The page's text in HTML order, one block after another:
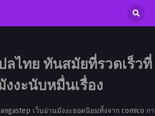
ลไทย ทันสมัยที่รวดเร็วที่
งงะนับหมื่นเรื่อง
เว็บอ่านมังงะยอดนิยมทั้งจาก comico กา